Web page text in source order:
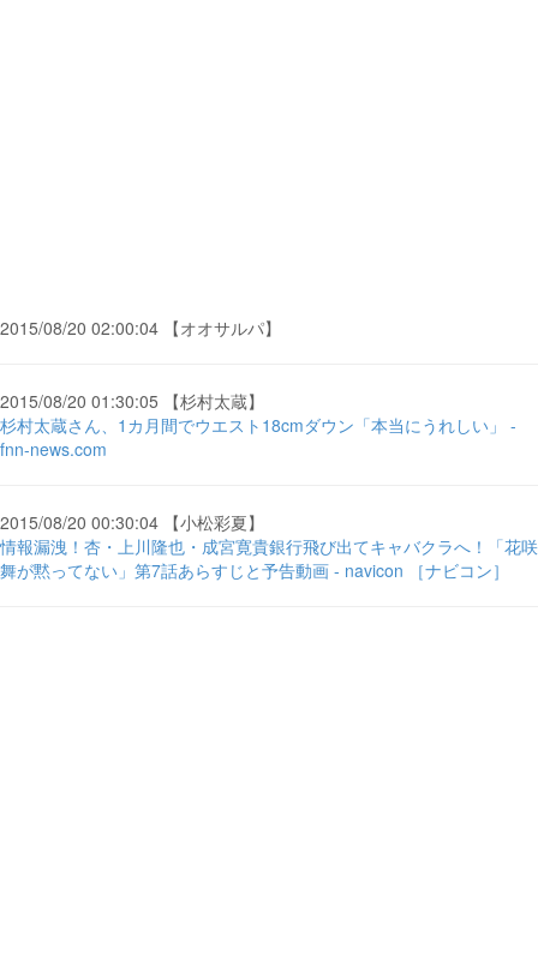
2015/08/20 02:00:04 【オオサルパ】
2015/08/20 01:30:05 【杉村太蔵】
杉村太蔵さん、1カ月間でウエスト18cmダウン「本当にうれしい」 -
fnn-news.com
2015/08/20 00:30:04 【小松彩夏】
情報漏洩！杏・上川隆也・成宮寛貴銀行飛び出てキャバクラへ！「花咲
舞が黙ってない」第7話あらすじと予告動画 - navicon ［ナビコン］